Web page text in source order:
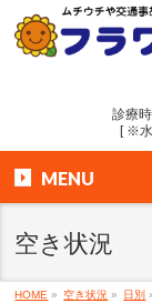
診療
[ ※
MENU
空き状況
HOME » 空き状況 » 日別